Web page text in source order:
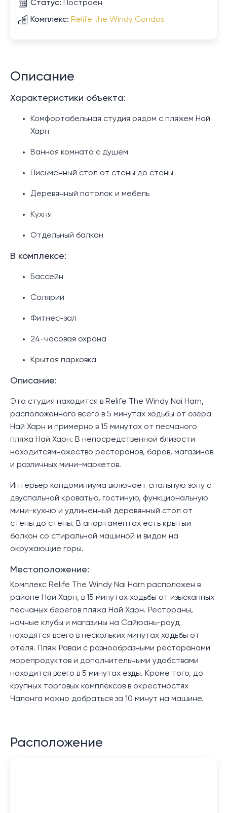
Статус: Построен
Комплекс: Relife the Windy Condos
Описание
Характеристики объекта:
Комфортабельная студия рядом с пляжем Най
Харн
Ванная комната с душем
Письменный стол от стены до стены
Деревянный потолок и мебель
Кухня
Отдельный балкон
В комплексе:
Бассейн
Солярий
Фитнес-зал
24-часовая охрана
Крытая парковка
Описание:
Эта студия находится в Relife The Windy Nai Harn,
расположенного всего в 5 минутах ходьбы от озера
Най Харн и примерно в 15 минутах от песчаного
пляжа Най Харн. В непосредственной близости
находитсямножество ресторанов, баров, магазинов
и различных мини-маркетов.
Интерьер кондоминиума включает спальную зону с
двуспальной кроватью, гостиную, функциональную
мини-кухню и удлиненный деревянный стол от
стены до стены. В апартаментах есть крытый
балкон со стиральной машиной и видом на
окружающие горы.
Местоположение:
Комплекс Relife The Windy Nai Harn расположен в
районе Най Харн, в 15 минутах ходьбы от изысканных
песчаных берегов пляжа Най Харн. Рестораны,
ночные клубы и магазины на Сайюань-роуд
находятся всего в нескольких минутах ходьбы от
отеля. Пляж Раваи с разнообразными ресторанами
морепродуктов и дополнительными удобствами
находится всего в 5 минутах езды. Кроме того, до
крупных торговых комплексов в окрестностях
Чалонга можно добраться за 10 минут на машине.
Расположение